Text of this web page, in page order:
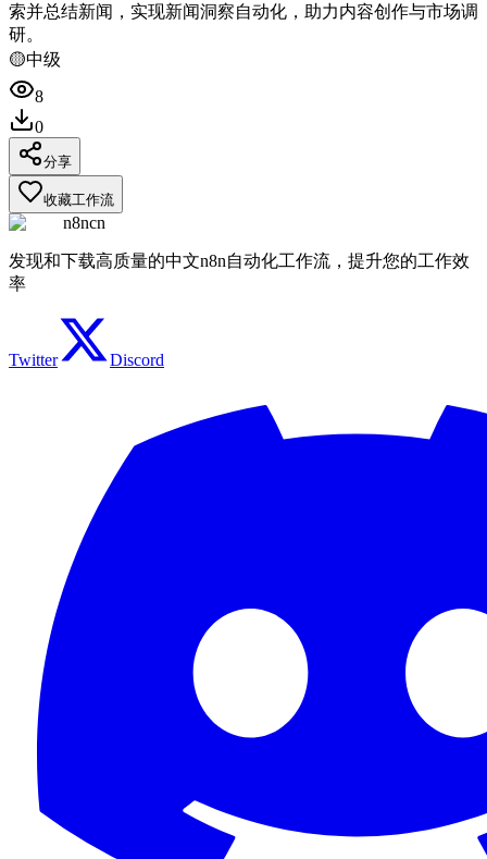
索并总结新闻，实现新闻洞察自动化，助力内容创作与市场调
研。
🟡中级
8
0
分享
收藏工作流
n8ncn
发现和下载高质量的中文n8n自动化工作流，提升您的工作效
率
Twitter Discord